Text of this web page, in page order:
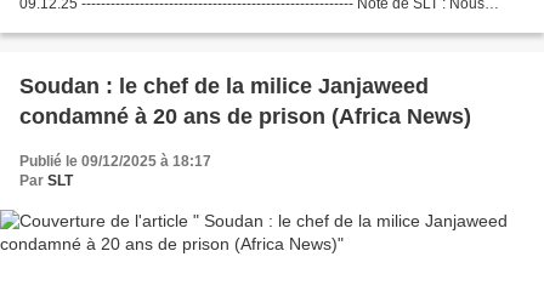
Soudan : le chef de la milice Janjaweed
condamné à 20 ans de prison (Africa News)
Publié le 09/12/2025 à 18:17
Par SLT